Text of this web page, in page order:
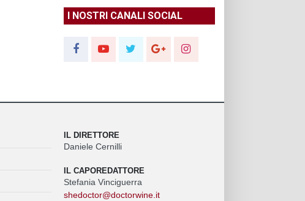
I NOSTRI CANALI SOCIAL
IL DIRETTORE
Daniele Cernilli
IL CAPOREDATTORE
Stefania Vinciguerra
shedoctor@doctorwine.it